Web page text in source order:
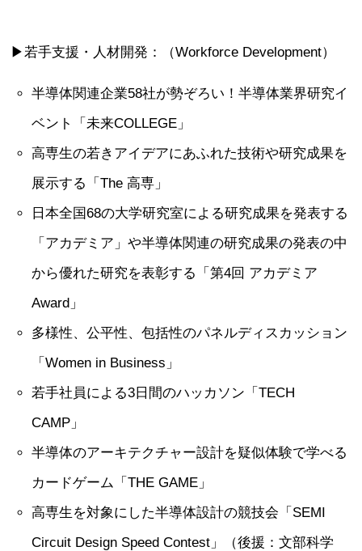
▶若手支援・人材開発：（Workforce Development）
半導体関連企業58社が勢ぞろい！半導体業界研究イ
ベント「未来COLLEGE」
高専生の若きアイデアにあふれた技術や研究成果を
展示する「The 高専」
日本全国68の大学研究室による研究成果を発表する
「アカデミア」や半導体関連の研究成果の発表の中
から優れた研究を表彰する「第4回 アカデミア
Award」
多様性、公平性、包括性のパネルディスカッション
「Women in Business」
若手社員による3日間のハッカソン「TECH
CAMP」
半導体のアーキテクチャー設計を疑似体験で学べる
カードゲーム「THE GAME」
高専生を対象にした半導体設計の競技会「SEMI
Circuit Design Speed Contest」（後援：文部科学